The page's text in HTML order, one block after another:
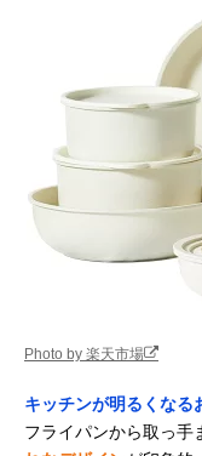
Photo by 楽天市場
キッチンが明るくなる
フライパンから取っ手